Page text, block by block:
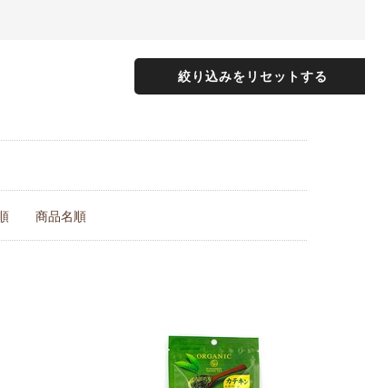
絞り込みをリセットする
商品名順